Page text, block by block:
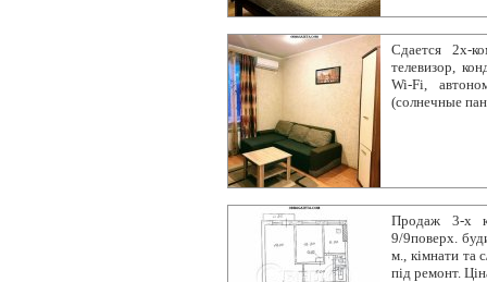
Сдается 2х-
телевизор,
Wi-Fi,
(солнечные
Продаж 3-х
9/9поверх.
м., кімнати та
під ремонт.